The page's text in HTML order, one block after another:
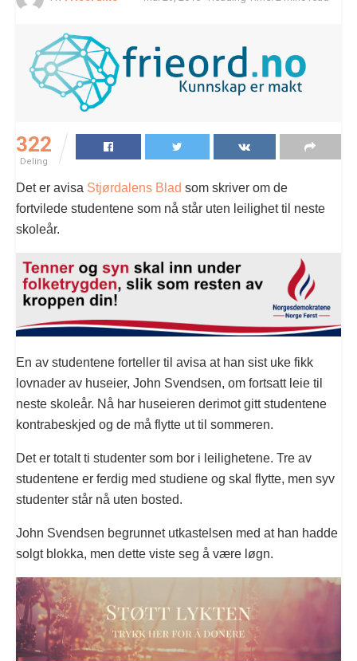
322
Deling
Det er avisa Stjørdalens Blad som skriver om de
fortvilede studentene som nå står uten leilighet til neste
skoleår.
En av studentene forteller til avisa at han sist uke fikk
lovnader av huseier, John Svendsen, om fortsatt leie til
neste skoleår. Nå har huseieren derimot gitt studentene
kontrabeskjed og de må flytte ut til sommeren.
Det er totalt ti studenter som bor i leilighetene. Tre av
studentene er ferdig med studiene og skal flytte, men syv
studenter står nå uten bosted.
John Svendsen begrunnet utkastelsen med at han hadde
solgt blokka, men dette viste seg å være løgn.